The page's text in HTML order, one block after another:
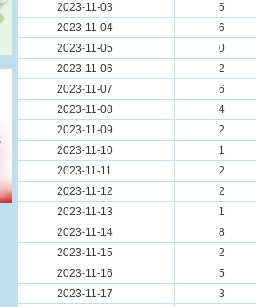
2023-11-03
5
2023-11-04
6
2023-11-05
0
2023-11-06
2
2023-11-07
6
2023-11-08
4
2023-11-09
2
2023-11-10
1
2023-11-11
2
2023-11-12
2
2023-11-13
1
2023-11-14
8
2023-11-15
2
2023-11-16
5
2023-11-17
3